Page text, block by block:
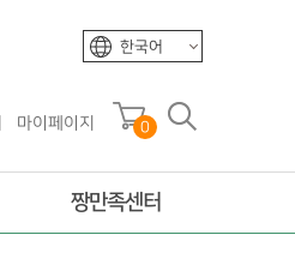
한국어
마이페이지 0
짱만족센터